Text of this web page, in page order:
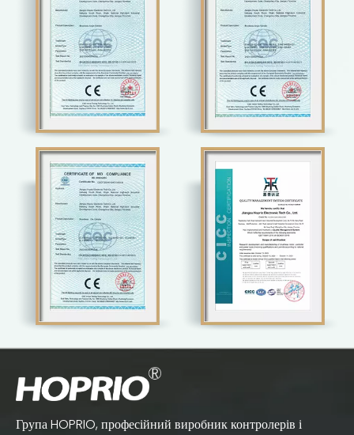
Група HOPRIO, професійний виробник контролерів і